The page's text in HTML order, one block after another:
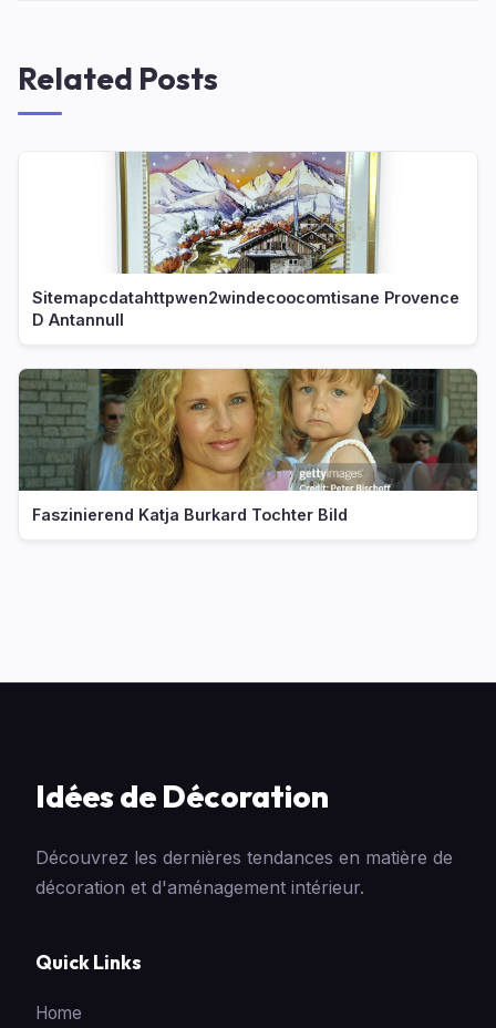
Related Posts
Sitemapcdatahttpwen2windecoocomtisane Provence
D Antannull
Faszinierend Katja Burkard Tochter Bild
Idées de Décoration
Découvrez les dernières tendances en matière de
décoration et d'aménagement intérieur.
Quick Links
Home